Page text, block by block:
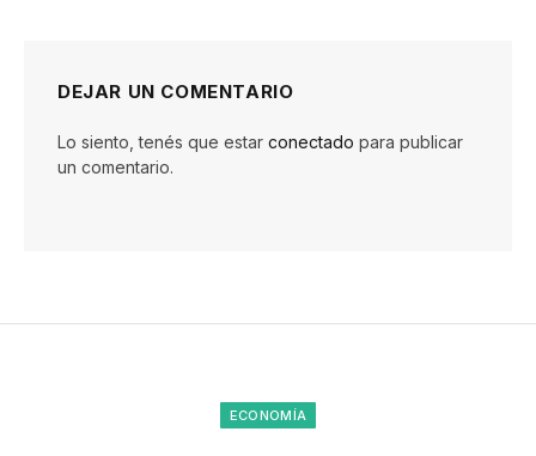
DEJAR UN COMENTARIO
Lo siento, tenés que estar conectado para publicar
un comentario.
ECONOMÍA